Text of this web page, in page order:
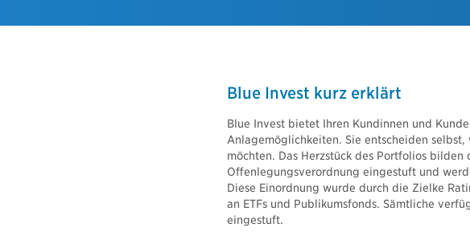
Basisrente Blue Invest
bAV Blue Invest
bAV Blue Invest
bAV Blue Invest
Blue Invest kurz erklärt
Blue Invest bietet Ihren Kundinnen und
Anlagemöglichkeiten. Sie entscheiden
möchten. Das Herzstück des Portfolios
Offenlegungsverordnung eingestuft und
Diese Einordnung wurde durch die Zielke
an ETFs und Publikumsfonds. Sämtliche
eingestuft.